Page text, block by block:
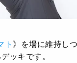
ト 》を場に維持し
ッキです。